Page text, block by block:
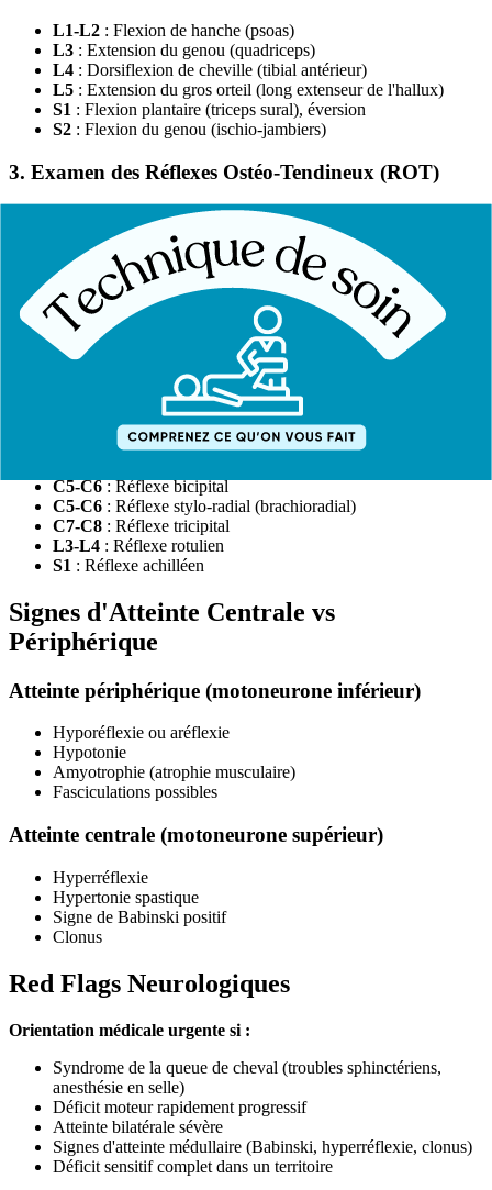
L1-L2 : Flexion de hanche (psoas)
L3 : Extension du genou (quadriceps)
L4 : Dorsiflexion de cheville (tibial antérieur)
L5 : Extension du gros orteil (long extenseur de l'hallux)
S1 : Flexion plantaire (triceps sural), éversion
S2 : Flexion du genou (ischio-jambiers)
3. Examen des Réflexes Ostéo-Tendineux (ROT)
Les réflexes permettent d'évaluer l'intégrité de l'arc réflexe (racine
sensitive + moelle + racine motrice).
Cotation des réflexes
0: Absent (aréflexie)
: Diminué (hyporéflexie)
++: Normal
: Exagéré avec clonus (hyperréflexie)
C5-C6: Réflexe bicipital
C5-C6 : Réflexe stylo-radial (brachioradial)
C7-C8 : Réflexe tricipital
L3-L4 : Réflexe rotulien
S1 : Réflexe achilléen
Signes d'Atteinte Centrale vs
Périphérique
Atteinte périphérique (motoneurone inférieur)
Hyporéflexie ou aréflexie
Hypotonie
Amyotrophie (atrophie musculaire)
Fasciculations possibles
Atteinte centrale (motoneurone supérieur)
Hyperréflexie
Hypertonie spastique
Signe de Babinski positif
Clonus
Red Flags Neurologiques
Orientation médicale urgente si :
Syndrome de la queue de cheval (troubles sphinctériens,
anesthésie en selle)
Déficit moteur rapidement progressif
Atteinte bilatérale sévère
Signes d'atteinte médullaire (Babinski, hyperréflexie, clonus)
Déficit sensitif complet dans un territoire